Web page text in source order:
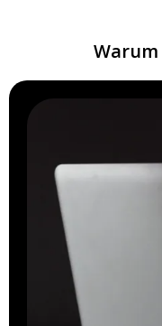
Warum